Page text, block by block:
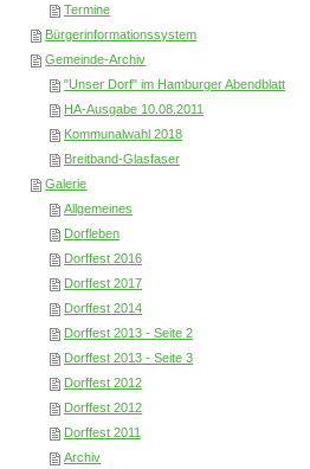
Termine
Bürgerinformationssystem
Gemeinde-Archiv
"Unser Dorf" im Hamburger Abendblatt
HA-Ausgabe 10.08.2011
Kommunalwahl 2018
Breitband-Glasfaser
Galerie
Allgemeines
Dorfleben
Dorffest 2016
Dorffest 2017
Dorffest 2014
Dorffest 2013 - Seite 2
Dorffest 2013 - Seite 3
Dorffest 2012
Dorffest 2012
Dorffest 2011
Archiv